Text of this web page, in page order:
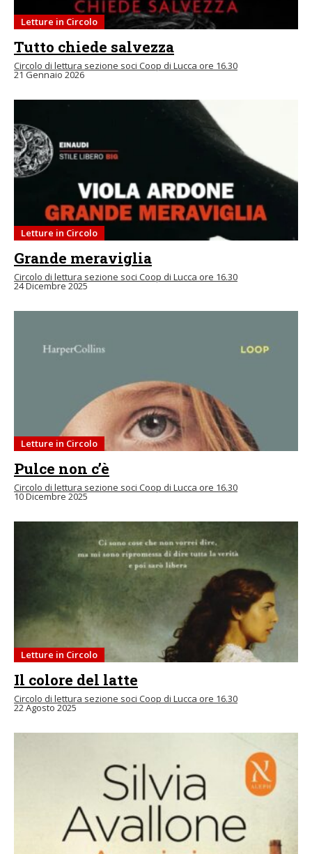
Letture in Circolo
Tutto chiede salvezza
Circolo di lettura sezione soci Coop di Lucca ore 16.30
21 Gennaio 2026
Letture in Circolo
Grande meraviglia
Circolo di lettura sezione soci Coop di Lucca ore 16.30
24 Dicembre 2025
Letture in Circolo
Pulce non c’è
Circolo di lettura sezione soci Coop di Lucca ore 16.30
10 Dicembre 2025
Letture in Circolo
Il colore del latte
Circolo di lettura sezione soci Coop di Lucca ore 16.30
22 Agosto 2025